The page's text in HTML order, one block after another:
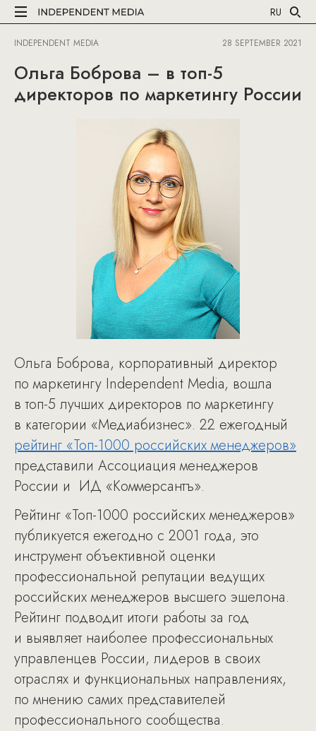
RU
INDEPENDENT MEDIA 28 SEPTEMBER 2021
Ольга Боброва – в топ-5
директоров по маркетингу России
Ольга Боброва, корпоративный директор
по маркетингу Independent Media, вошла
в топ-5 лучших директоров по маркетингу
в категории «Медиабизнес». 22 ежегодный
рейтинг «Топ-1000 российских менеджеров»
представили Ассоциация менеджеров
России и ИД «Коммерсантъ».
Рейтинг «Топ-1000 российских менеджеров»
публикуется ежегодно с 2001 года, это
инструмент объективной оценки
профессиональной репутации ведущих
российских менеджеров высшего эшелона.
Рейтинг подводит итоги работы за год
и выявляет наиболее профессиональных
управленцев России, лидеров в своих
отраслях и функциональных направлениях,
по мнению самих представителей
профессионального сообщества.